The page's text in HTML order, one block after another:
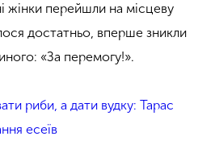
жінки перейшли на місцеву
достатньо, вперше зникли
«За перемогу!».
риби, а дати вудку: Тарас
есеїв